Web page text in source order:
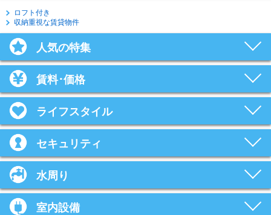
ロフト付き
収納重視な賃貸物件
人気の特集
賃料･価格
ライフスタイル
セキュリティ
水周り
室内設備